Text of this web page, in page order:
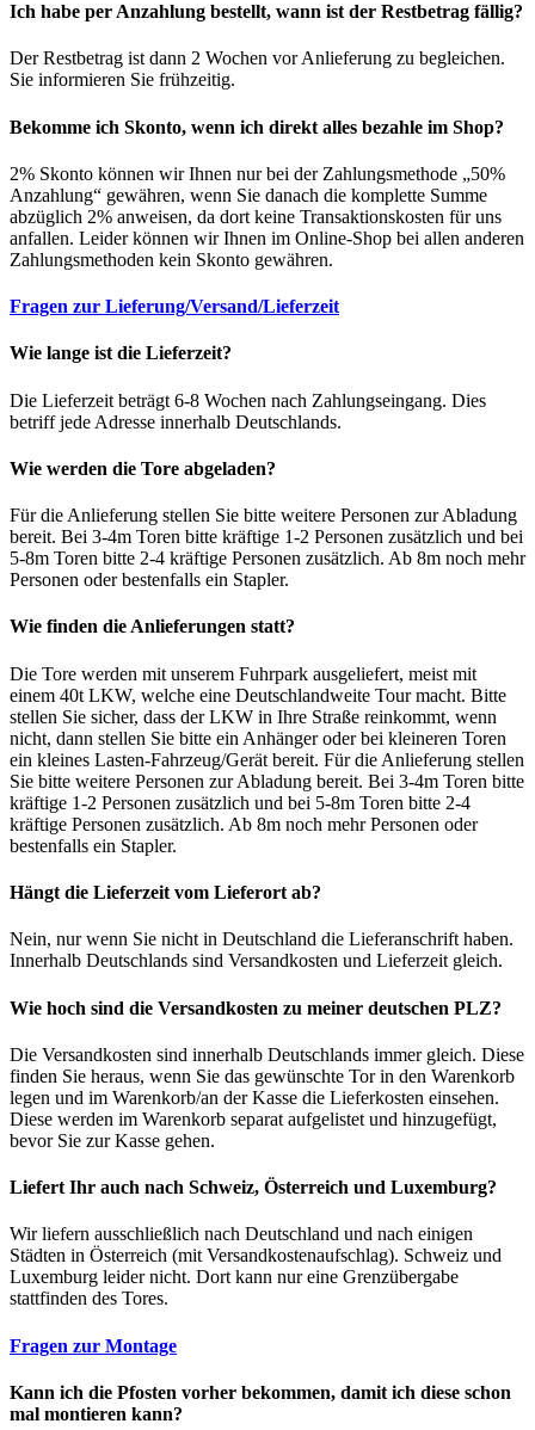
Ich habe per Anzahlung bestellt, wann ist der Restbetrag fällig?
Der Restbetrag ist dann 2 Wochen vor Anlieferung zu begleichen.
Sie informieren Sie frühzeitig.
Bekomme ich Skonto, wenn ich direkt alles bezahle im Shop?
2% Skonto können wir Ihnen nur bei der Zahlungsmethode „50%
Anzahlung“ gewähren, wenn Sie danach die komplette Summe
abzüglich 2% anweisen, da dort keine Transaktionskosten für uns
anfallen. Leider können wir Ihnen im Online-Shop bei allen anderen
Zahlungsmethoden kein Skonto gewähren.
Fragen zur Lieferung/Versand/Lieferzeit
Wie lange ist die Lieferzeit?
Die Lieferzeit beträgt 6-8 Wochen nach Zahlungseingang. Dies
betriff jede Adresse innerhalb Deutschlands.
Wie werden die Tore abgeladen?
Für die Anlieferung stellen Sie bitte weitere Personen zur Abladung
bereit. Bei 3-4m Toren bitte kräftige 1-2 Personen zusätzlich und bei
5-8m Toren bitte 2-4 kräftige Personen zusätzlich. Ab 8m noch mehr
Personen oder bestenfalls ein Stapler.
Wie finden die Anlieferungen statt?
Die Tore werden mit unserem Fuhrpark ausgeliefert, meist mit
einem 40t LKW, welche eine Deutschlandweite Tour macht. Bitte
stellen Sie sicher, dass der LKW in Ihre Straße reinkommt, wenn
nicht, dann stellen Sie bitte ein Anhänger oder bei kleineren Toren
ein kleines Lasten-Fahrzeug/Gerät bereit. Für die Anlieferung stellen
Sie bitte weitere Personen zur Abladung bereit. Bei 3-4m Toren bitte
kräftige 1-2 Personen zusätzlich und bei 5-8m Toren bitte 2-4
kräftige Personen zusätzlich. Ab 8m noch mehr Personen oder
bestenfalls ein Stapler.
Hängt die Lieferzeit vom Lieferort ab?
Nein, nur wenn Sie nicht in Deutschland die Lieferanschrift haben.
Innerhalb Deutschlands sind Versandkosten und Lieferzeit gleich.
Wie hoch sind die Versandkosten zu meiner deutschen PLZ?
Die Versandkosten sind innerhalb Deutschlands immer gleich. Diese
finden Sie heraus, wenn Sie das gewünschte Tor in den Warenkorb
legen und im Warenkorb/an der Kasse die Lieferkosten einsehen.
Diese werden im Warenkorb separat aufgelistet und hinzugefügt,
bevor Sie zur Kasse gehen.
Liefert Ihr auch nach Schweiz, Österreich und Luxemburg?
Wir liefern ausschließlich nach Deutschland und nach einigen
Städten in Österreich (mit Versandkostenaufschlag). Schweiz und
Luxemburg leider nicht. Dort kann nur eine Grenzübergabe
stattfinden des Tores.
Fragen zur Montage
Kann ich die Pfosten vorher bekommen, damit ich diese schon
mal montieren kann?